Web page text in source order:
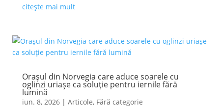
citește mai mult
Orașul din Norvegia care aduce soarele cu
oglinzi uriașe ca soluție pentru iernile fără
lumină
iun. 8, 2026| Articole, Fără categorie